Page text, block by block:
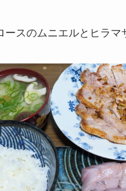
ースのムニエルとヒラマ